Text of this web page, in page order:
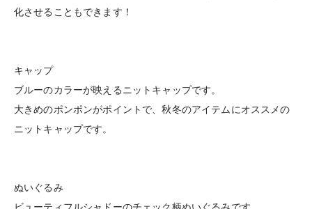
化させることもできます！
キャップ
ブルーのカラーが映えるニットキャップです。
大きめのポンポンがポイントで、秋冬のアイテムにオススメの
ニットキャップです。
ぬいぐるみ